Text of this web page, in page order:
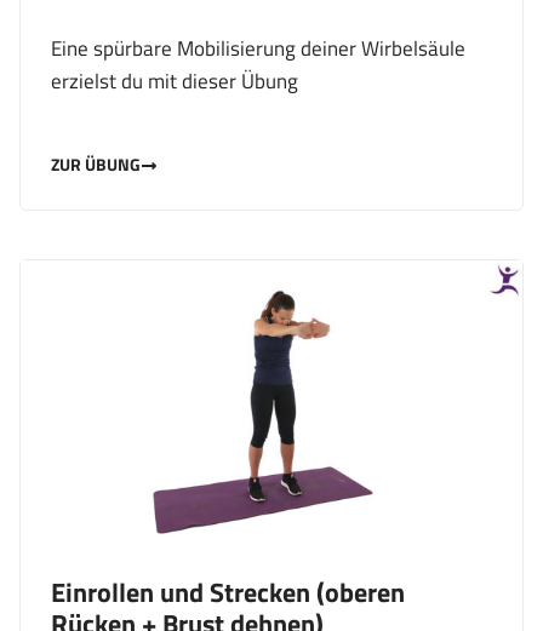
Eine spürbare Mobilisierung deiner Wirbelsäule
erzielst du mit dieser Übung
ZUR ÜBUNG
Einrollen und Strecken (oberen